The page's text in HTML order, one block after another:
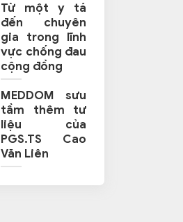
Từ một y tá
đến chuyên
gia trong lĩnh
vực chống đau
cộng đồng
MEDDOM sưu
tầm thêm tư
liệu của
PGS.TS Cao
Văn Liên